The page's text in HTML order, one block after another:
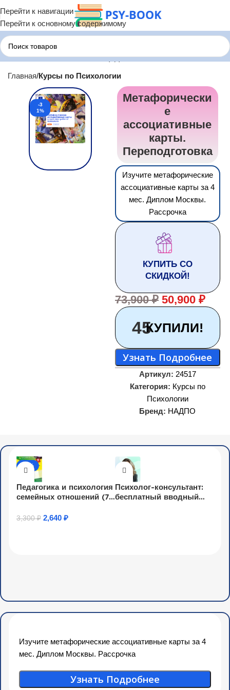
Перейти к навигации
Перейти к основному содержимому
Главная Курсы по Психологии
-3
1%
Метафорически
е
ассоциативные
карты.
Переподготовка
Изучите метафорические
ассоциативные карты за 4
мес. Диплом Москвы.
Рассрочка
КУПИТЬ СО
СКИДКОЙ!
73,900₽ 50,900 ₽
45КУПИЛИ!
Узнать Подробнее
Артикул: 24517
Категория: Курсы по
Психологии
Бренд: НАДПО
-20%
Педагогика и психология
семейных отношений (72
3,300₽ 2,640 ₽
Психолог-консультант:
бесплатный вводный
Изучите метафорические ассоциативные карты за 4
мес. Диплом Москвы. Рассрочка
Узнать Подробнее